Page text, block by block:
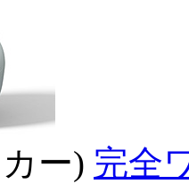
ー) 完全